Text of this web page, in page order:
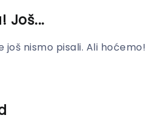
Još...
još nismo pisali. Ali hoćemo!